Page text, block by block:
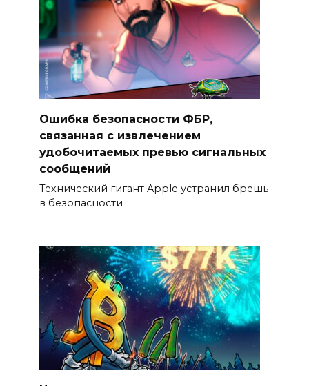
Ошибка безопасности ФБР,
связанная с извлечением
удобочитаемых превью сигнальных
сообщений
Технический гигант Apple устранил брешь
в безопасности